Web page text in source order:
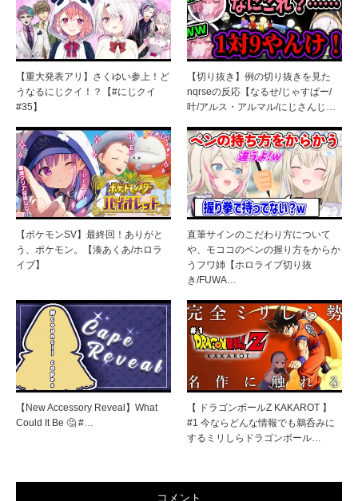
【重大発表アリ】さくゆい参上！ど
うなるにじクイ！？【#にじクイ
#35】
【切り抜き】例の切り抜きを見た
nqrseの反応【なるせ/じゃすぱー/
叶/アルス・アルマル/にじさんじ…
【ポケモンSV】最終回！ありがと
う、ポケモン。【湊あくあ/ホロラ
イブ】
直筆サインのこだわり方について
や、モココのペンの握り方をからか
うフワ姉【ホロライブ切り抜
き/FUWA…
【New Accessory Reveal】What
Could It Be 🤔 #…
【 ドラゴンボールZ KAKAROT 】
#1 今ならどんな情報でも鵜呑みに
するミリしらドラゴンボール…
コメント